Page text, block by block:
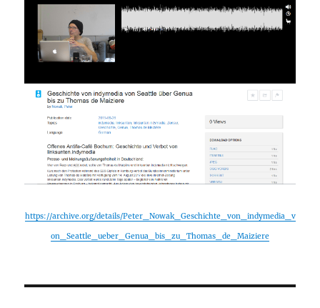
https://archive.org/details/Peter_Nowak_Geschichte_von_indymedia_v
on_Seattle_ueber_Genua_bis_zu_Thomas_de_Maiziere